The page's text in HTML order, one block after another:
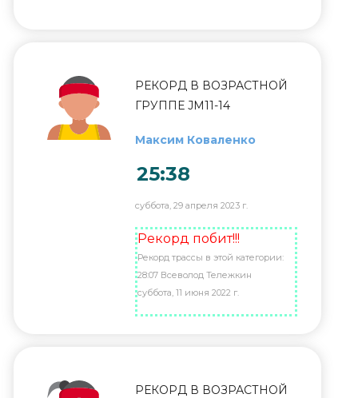
РЕКОРД В ВОЗРАСТНОЙ
ГРУППЕ JM11-14
Максим Коваленко
25:38
суббота, 29 апреля 2023 г.
Рекорд побит!!!
Рекорд трассы в этой категории:
28:07 Всеволод Тележкин
суббота, 11 июня 2022 г.
РЕКОРД В ВОЗРАСТНОЙ